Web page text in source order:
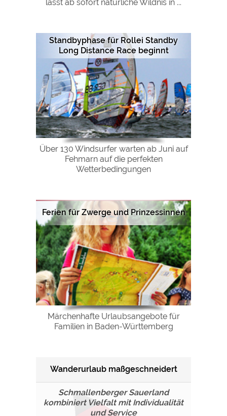
lässt ab sofort natürliche Wildnis in ...
Standbyphase für Rollei Standby
Long Distance Race beginnt
Über 130 Windsurfer warten ab Juni auf
Fehmarn auf die perfekten
Wetterbedingungen
Ferien für Zwerge und Prinzessinnen
Märchenhafte Urlaubsangebote für
Familien in Baden-Württemberg
Wanderurlaub maßgeschneidert
Schmallenberger Sauerland
kombiniert Vielfalt mit Individualität
und Service
Google Remarketing
https://policies.google.com/privacy
Die Cookieeinstellungen können jeder Zeit im Footer
über "COOKIES" geändert werden!